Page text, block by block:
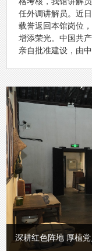
任外调讲解员。近
载誉返回本馆岗位
增添荣光。中国共
亲自批准建设，由
厚植党史根基